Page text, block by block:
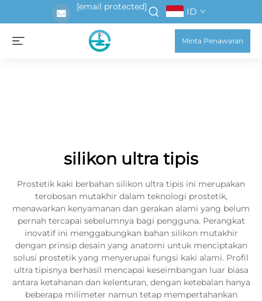
[email protected] ID
Minta Penawaran
silikon ultra tipis
Prostetik kaki berbahan silikon ultra tipis ini merupakan
terobosan mutakhir dalam teknologi prostetik,
menawarkan kenyamanan dan gerakan alami yang belum
pernah tercapai sebelumnya bagi pengguna. Perangkat
inovatif ini menggabungkan bahan silikon mutakhir
dengan prinsip desain yang anatomi untuk menciptakan
solusi prostetik yang menyerupai fungsi kaki alami. Profil
ultra tipisnya berhasil mencapai keseimbangan luar biasa
antara ketahanan dan kelenturan, dengan ketebalan hanya
beberapa milimeter namun tetap mempertahankan